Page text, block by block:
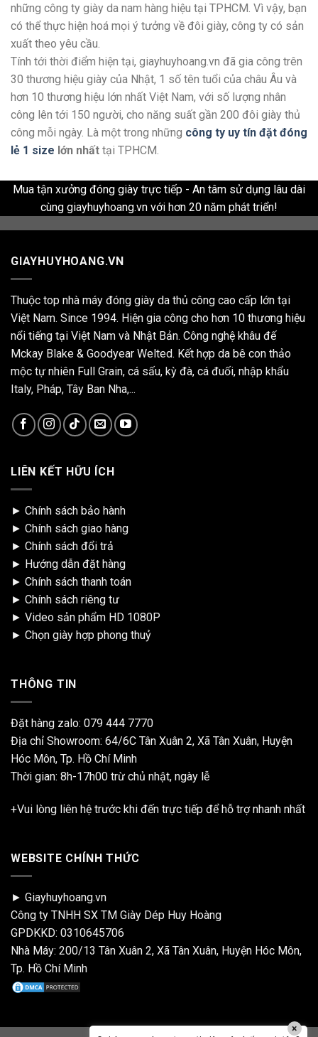
những công ty giày da nam hàng hiệu tại TPHCM. Vì vậy, bạn
có thể thực hiện hoá mọi ý tưởng về đôi giày, công ty có sản
xuất theo yêu cầu.
Tính tới thời điểm hiện tại, giayhuyhoang.vn đã gia công trên
30 thương hiệu giày của Nhật, 1 số tên tuổi của châu Âu và
hơn 10 thương hiệu lớn nhất Việt Nam, với số lượng nhân
công lên tới 150 người, cho năng suất gần 200 đôi giày thủ
công mỗi ngày. Là một trong những công ty uy tín đặt đóng
lẻ 1 size lớn nhất tại TPHCM.
Mua tận xưởng đóng giày trực tiếp - An tâm sử dụng lâu dài
cùng giayhuyhoang.vn với hơn 20 năm phát triển!
GIAYHUYHOANG.VN
Thuộc top nhà máy đóng giày da thủ công cao cấp lớn tại
Việt Nam. Since 1994. Hiện gia công cho hơn 10 thương hiệu
nổi tiếng tại Việt Nam và Nhật Bản. Công nghệ khâu đế
Mckay Blake & Goodyear Welted. Kết hợp da bê con thảo
mộc tự nhiên Full Grain, cá sấu, kỳ đà, cá đuối, nhập khẩu
Italy, Pháp, Tây Ban Nha,...
LIÊN KẾT HỮU ÍCH
► Chính sách bảo hành
► Chính sách giao hàng
► Chính sách đổi trả
► Hướng dẫn đặt hàng
► Chính sách thanh toán
► Chính sách riêng tư
► Video sản phẩm HD 1080P
► Chọn giày hợp phong thuỷ
THÔNG TIN
Đặt hàng zalo: 079 444 7770
Địa chỉ Showroom: 64/6C Tân Xuân 2, Xã Tân Xuân, Huyện
Hóc Môn, Tp. Hồ Chí Minh
Thời gian: 8h-17h00 trừ chủ nhật, ngày lễ
+Vui lòng liên hệ trước khi đến trực tiếp để hỗ trợ nhanh nhất
WEBSITE CHÍNH THỨC
► Giayhuyhoang.vn
Công ty TNHH SX TM Giày Dép Huy Hoàng
GPDKKD: 0310645706
Nhà Máy: 200/13 Tân Xuân 2, Xã Tân Xuân, Huyện Hóc Môn,
Tp. Hồ Chí Minh
×